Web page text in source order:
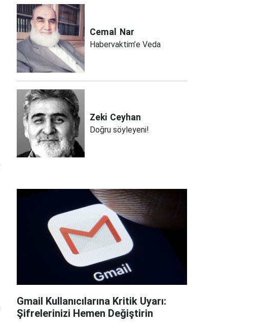
Cemal Nar
Habervaktim’e Veda
Zeki Ceyhan
Doğru söyleyeni!
Gmail Kullanıcılarına Kritik Uyarı:
Şifrelerinizi Hemen Değiştirin